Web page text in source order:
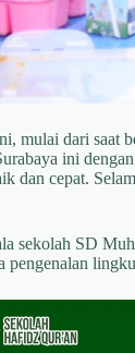
mulai dari saat
ini
dan cepat.
sekolah SD
pengenalan